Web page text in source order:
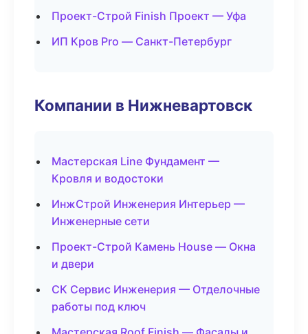
Проект-Строй Finish Проект — Уфа
ИП Кров Pro — Санкт-Петербург
Компании в Нижневартовск
Мастерская Line Фундамент —
Кровля и водостоки
ИнжСтрой Инженерия Интерьер —
Инженерные сети
Проект-Строй Камень House — Окна
и двери
СК Сервис Инженерия — Отделочные
работы под ключ